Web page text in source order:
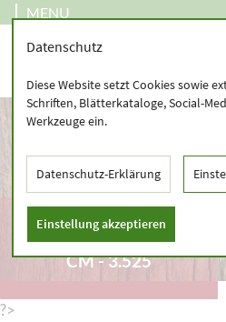
MENU
9.711.111.881 – HELL
GEÖLT – LÄNGE < 230
CM - 3.525
?>
Datenschutz
Diese Website setzt Cookies sowie
Schriften, Blätterkataloge, Social-
Werkzeuge ein.
Datenschutz-Erklärung
Einstellung akzeptieren